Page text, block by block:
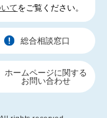
てをご覧ください。
総合相談窓口
ホームページに関する
お問い合わせ